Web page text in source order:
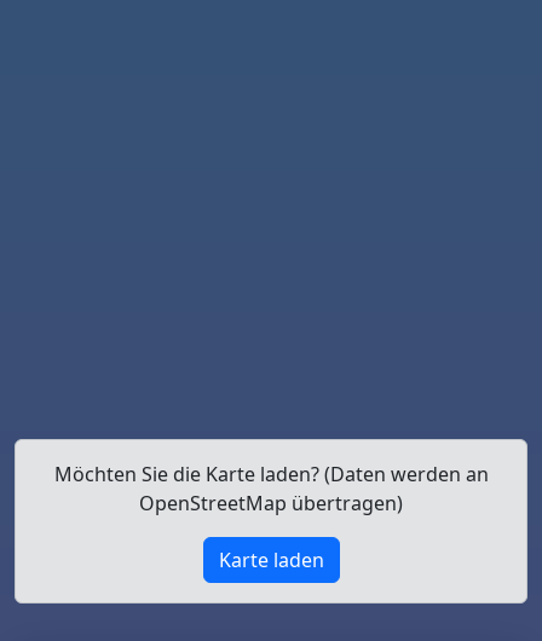
Möchten Sie die Karte laden? (Daten werden an
OpenStreetMap übertragen)
Karte laden